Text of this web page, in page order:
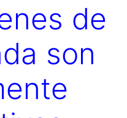
de
son